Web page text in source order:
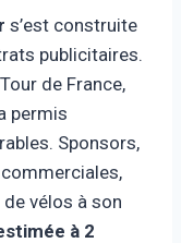
s’est construite
publicitaires.
de France,
permis
Sponsors,
vélos à son
à 2